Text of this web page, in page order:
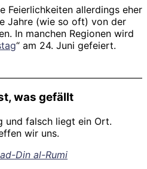
Feierlichkeiten allerdings eher
Jahre (wie so oft) von der
In manchen Regionen wird
“ am 24. Juni gefeiert.
was gefällt
und falsch liegt ein Ort.
wir uns.
Din al-Rumi